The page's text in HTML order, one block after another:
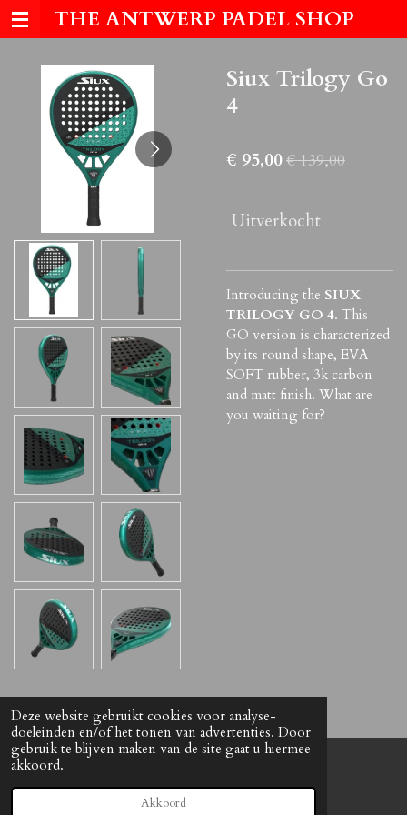
Deze website gebruikt cookies voor analyse-
doeleinden en/of het tonen van advertenties. Door
gebruik te blijven maken van de site gaat u hiermee
akkoord.
Akkoord
Ga
direct
hoofdinhoud
THE ANTWERP PADEL SHOP
Siux Trilogy Go
4
€ 95,00€ 139,00
Uitverkocht
Introducing the SIUX
TRILOGY GO 4. This
GO version is characterized
by its round shape, EVA
SOFT rubber, 3k carbon
and matt finish. What are
you waiting for?
© 2021 The Antwerp Padel Shop
Powered by